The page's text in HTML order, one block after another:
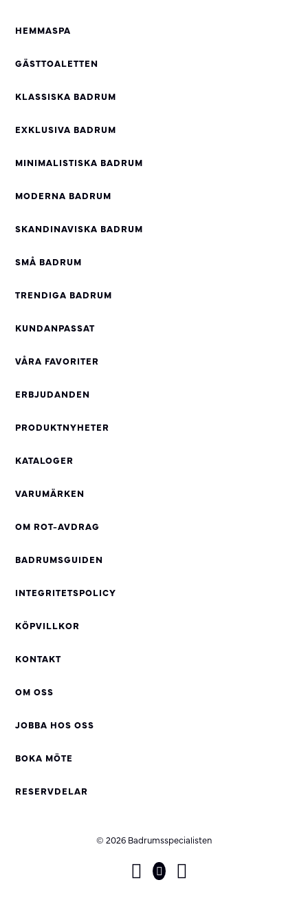
HEMMASPA
GÄSTTOALETTEN
KLASSISKA BADRUM
EXKLUSIVA BADRUM
MINIMALISTISKA BADRUM
MODERNA BADRUM
SKANDINAVISKA BADRUM
SMÅ BADRUM
TRENDIGA BADRUM
KUNDANPASSAT
VÅRA FAVORITER
ERBJUDANDEN
PRODUKTNYHETER
KATALOGER
VARUMÄRKEN
OM ROT-AVDRAG
BADRUMSGUIDEN
INTEGRITETSPOLICY
KÖPVILLKOR
KONTAKT
OM OSS
JOBBA HOS OSS
BOKA MÖTE
RESERVDELAR
© 2026 Badrumsspecialisten